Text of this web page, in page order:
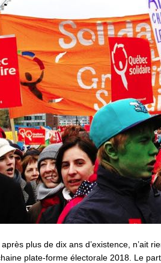
plus de dix ans d’existence, n’ait
plate-forme électorale 2018. Le